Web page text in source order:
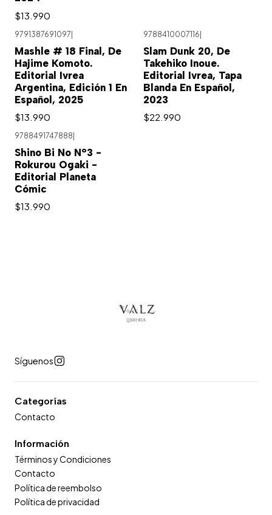
$13.990
9791387691097|
Mashle # 18 Final, De
Hajime Komoto.
Editorial Ivrea
Argentina, Edición 1 En
Español, 2025
$13.990
9788410007116|
Slam Dunk 20, De
Takehiko Inoue.
Editorial Ivrea, Tapa
Blanda En Español,
2023
$22.990
9788491747888
Shino Bi No N°3 -
Rokurou Ogaki -
Editorial Planeta
Cómic
$13.990
Síguenos
Categorías
Contacto
Información
Términos y Condiciones
Contacto
Política de reembolso
Política de privacidad